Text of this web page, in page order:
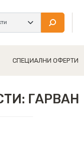
СПЕЦИАЛНИ ОФЕРТИ
ГАРВАН